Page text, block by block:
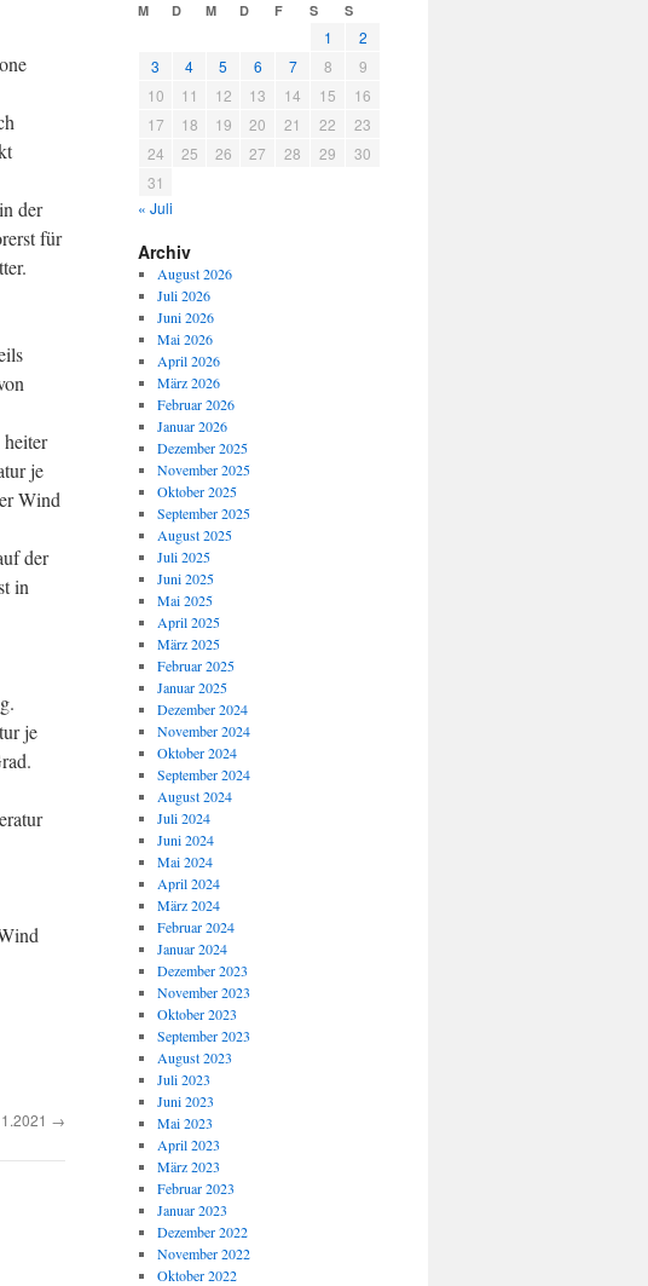
der
für
je
Wind
der
in
je
→
M D M D F S S
1
2
3
4 5 6 7 8
9
10
11 12 13 14 15
16
17
18 19 20 21 22
23
24
25 26 27 28 29
30
31
« Juli
Archiv
August 2026
Juli 2026
Juni 2026
Mai 2026
April 2026
März 2026
Februar 2026
Januar 2026
Dezember 2025
November 2025
Oktober 2025
September 2025
August 2025
Juli 2025
Juni 2025
Mai 2025
April 2025
März 2025
Februar 2025
Januar 2025
Dezember 2024
November 2024
Oktober 2024
September 2024
August 2024
Juli 2024
Juni 2024
Mai 2024
April 2024
März 2024
Februar 2024
Januar 2024
Dezember 2023
November 2023
Oktober 2023
September 2023
August 2023
Juli 2023
Juni 2023
Mai 2023
April 2023
März 2023
Februar 2023
Januar 2023
Dezember 2022
November 2022
Oktober 2022